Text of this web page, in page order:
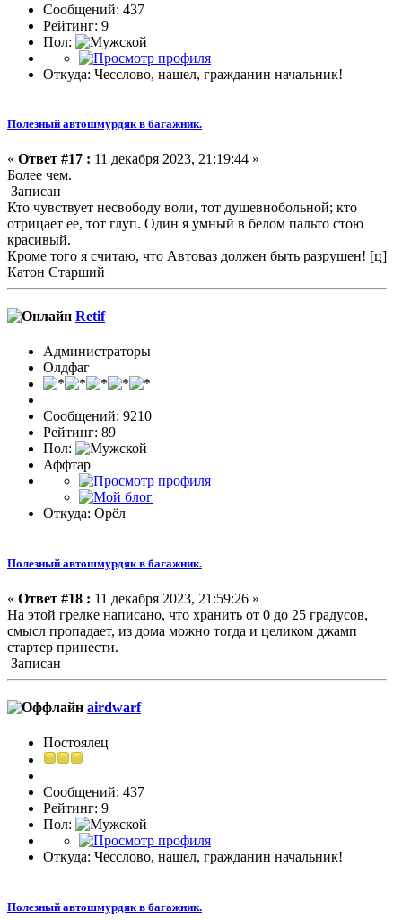
Сообщений: 437
Рейтинг: 9
Пол:
Откуда: Чесслово, нашел, гражданин начальник!
Полезный автошмурдяк в багажник.
« Ответ #17 : 11 декабря 2023, 21:19:44 »
Более чем.
Записан
Кто чувствует несвободу воли, тот душевнобольной; кто
отрицает ее, тот глуп. Один я умный в белом пальто стою
красивый.
Кроме того я считаю, что Автоваз должен быть разрушен! [ц]
Катон Старший
Retif
Администраторы
Олдфаг
Сообщений: 9210
Рейтинг: 89
Пол:
Аффтар
Откуда: Орёл
Полезный автошмурдяк в багажник.
« Ответ #18 : 11 декабря 2023, 21:59:26 »
На этой грелке написано, что хранить от 0 до 25 градусов,
смысл пропадает, из дома можно тогда и целиком джамп
стартер принести.
Записан
airdwarf
Постоялец
Сообщений: 437
Рейтинг: 9
Пол:
Откуда: Чесслово, нашел, гражданин начальник!
Полезный автошмурдяк в багажник.